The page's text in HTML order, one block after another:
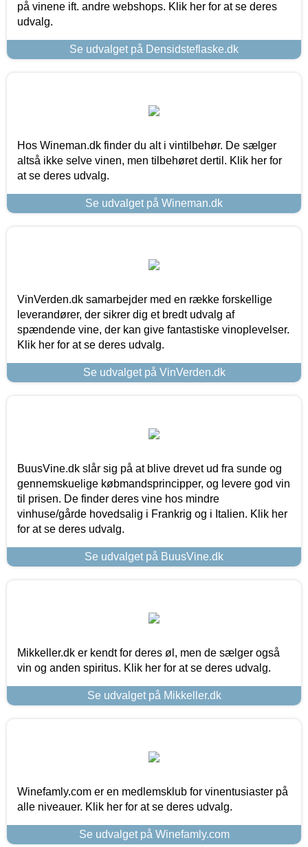
på vinene ift. andre webshops. Klik her for at se deres
udvalg.
Se udvalget på Densidsteflaske.dk
Hos Wineman.dk finder du alt i vintilbehør. De sælger
altså ikke selve vinen, men tilbehøret dertil. Klik her for
at se deres udvalg.
Se udvalget på Wineman.dk
VinVerden.dk samarbejder med en række forskellige
leverandører, der sikrer dig et bredt udvalg af
spændende vine, der kan give fantastiske vinoplevelser.
Klik her for at se deres udvalg.
Se udvalget på VinVerden.dk
BuusVine.dk slår sig på at blive drevet ud fra sunde og
gennemskuelige købmandsprincipper, og levere god vin
til prisen. De finder deres vine hos mindre
vinhuse/gårde hovedsalig i Frankrig og i Italien. Klik her
for at se deres udvalg.
Se udvalget på BuusVine.dk
Mikkeller.dk er kendt for deres øl, men de sælger også
vin og anden spiritus. Klik her for at se deres udvalg.
Se udvalget på Mikkeller.dk
Winefamly.com er en medlemsklub for vinentusiaster på
alle niveauer. Klik her for at se deres udvalg.
Se udvalget på Winefamly.com